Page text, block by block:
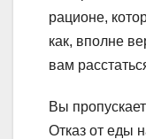
рационе,
как, вполне
вам
Вы
Отказ от еды